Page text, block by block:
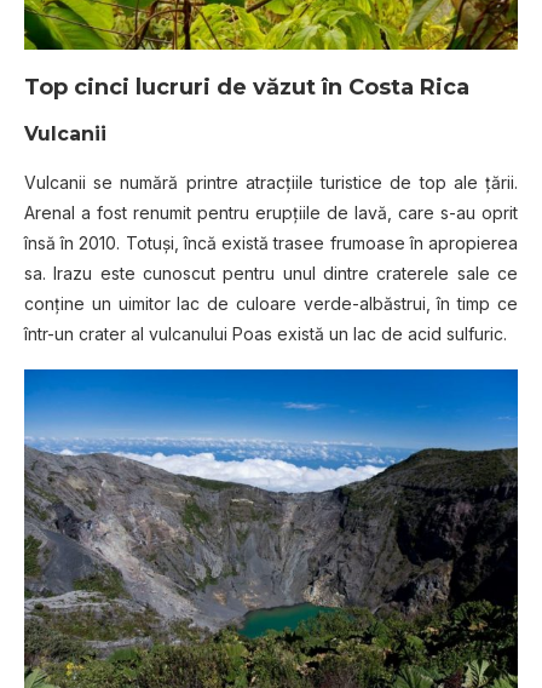
Top cinci lucruri de văzut în Costa Rica
Vulcanii
Vulcanii se numără printre atracţiile turistice de top ale ţării.
Arenal a fost renumit pentru erupţiile de lavă, care s-au oprit
însă în 2010. Totuşi, încă există trasee frumoase în apropierea
sa. Irazu este cunoscut pentru unul dintre craterele sale ce
conţine un uimitor lac de culoare verde-albăstrui, în timp ce
într-un crater al vulcanului Poas există un lac de acid sulfuric.